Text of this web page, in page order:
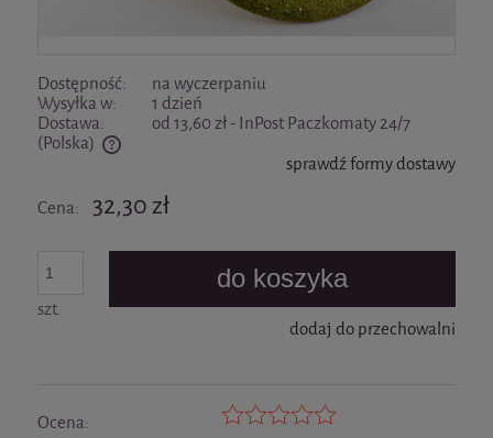
Dostępność:
na wyczerpaniu
Wysyłka w:
1 dzień
Dostawa:
od 13,60 zł - InPost Paczkomaty 24/7
(Polska)
Cena nie zawiera ewentualnych kosztów płatnościsprawdź formy dostawy
Cena:
32,30 zł
szt.
do koszyka
dodaj do przechowalni
Ocena: